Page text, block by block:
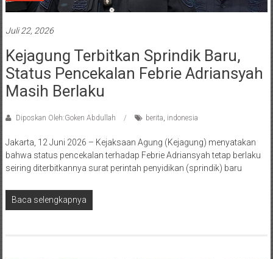
Juli 22, 2026
Kejagung Terbitkan Sprindik Baru,
Status Pencekalan Febrie Adriansyah
Masih Berlaku
Diposkan Oleh:Goken Abdullah berita indonesia
Jakarta, 12 Juni 2026 – Kejaksaan Agung (Kejagung) menyatakan
bahwa status pencekalan terhadap Febrie Adriansyah tetap berlaku
seiring diterbitkannya surat perintah penyidikan (sprindik) baru
Baca selengkapnya